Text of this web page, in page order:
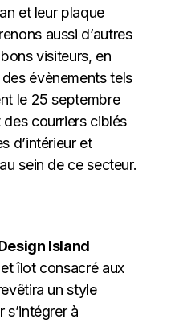
et leur plaque
aussi d’autres
visiteurs, en
évènements tels
le 25 septembre
courriers ciblés
d’intérieur et
sein de ce secteur.
Island
îlot consacré aux
un style
à